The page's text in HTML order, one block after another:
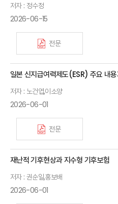
저자 : 정수정
2026-06-15
전문
일본 신지급여력제도(ESR) 주요 내
저자 : 노건엽,이소양
2026-06-01
전문
재난적 기후현상과 지수형 기후보험
저자 : 권순일,홍보배
2026-06-01